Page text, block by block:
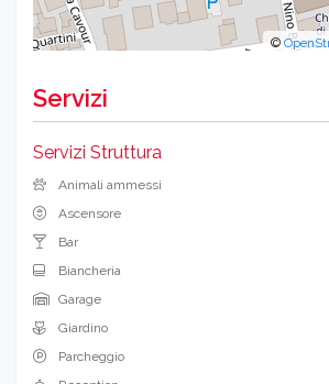
©
Servizi
Servizi Struttura
Animali ammessi
Ascensore
Bar
Biancheria
Garage
Giardino
Parcheggio